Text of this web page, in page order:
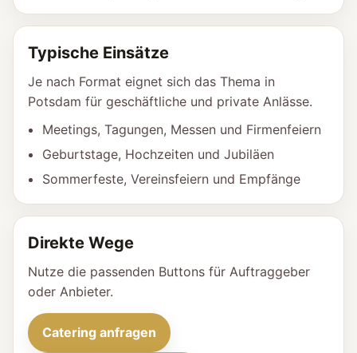
Typische Einsätze
Je nach Format eignet sich das Thema in
Potsdam für geschäftliche und private Anlässe.
Meetings, Tagungen, Messen und Firmenfeiern
Geburtstage, Hochzeiten und Jubiläen
Sommerfeste, Vereinsfeiern und Empfänge
Direkte Wege
Nutze die passenden Buttons für Auftraggeber
oder Anbieter.
Catering anfragen